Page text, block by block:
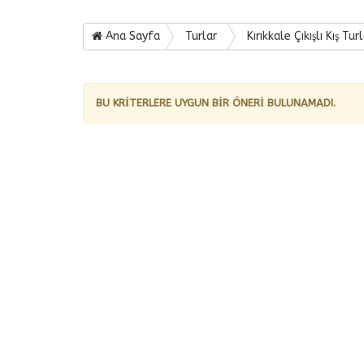
Ana Sayfa Turlar Kırıkkale Çıkışlı Kış
BU KRİTERLERE UYGUN BİR ÖNERİ BULUNAMADI.